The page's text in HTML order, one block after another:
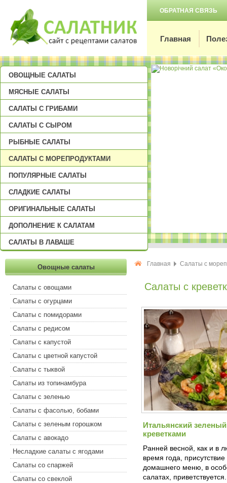
ОБРАТНАЯ СВЯЗЬ
Главная
ОВОЩНЫЕ САЛАТЫ
МЯСНЫЕ САЛАТЫ
САЛАТЫ С ГРИБАМИ
САЛАТЫ С СЫРОМ
РЫБНЫЕ САЛАТЫ
САЛАТЫ С МОРЕПРОДУКТАМИ
ПОПУЛЯРНЫЕ САЛАТЫ
СЛАДКИЕ САЛАТЫ
ОРИГИНАЛЬНЫЕ САЛАТЫ
ДОПОЛНЕНИЕ К САЛАТАМ
САЛАТЫ В ЛАВАШЕ
Овощные салаты
Салаты с овощами
Салаты с огурцами
Салаты с помидорами
Салаты с редисом
Салаты с капустой
Салаты с цветной капустой
Салаты с тыквой
Салаты из топинамбура
Салаты с зеленью
Салаты с фасолью, бобами
Салаты с зеленым горошком
Салаты с авокадо
Несладкие салаты с ягодами
Салаты со спаржей
Салаты со свеклой
Главная Салаты с
Салаты с
Итальянский зеленый
креветками
Ранней весной, как и в
время года,
домашнего меню, в
салатах,